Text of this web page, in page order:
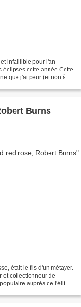
infaillible pour l'an
éclipses cette année Cette
que j'ai peur (et non à
Burns
était le fils d'un métayer.
et collectionneur de
auprès de l'élite